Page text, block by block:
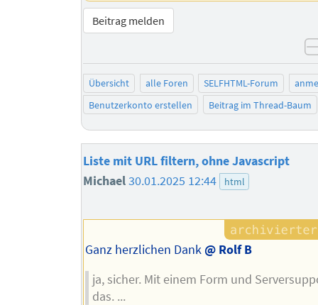
Beitrag melden
Übersicht alle Foren SELFHTML-Forum
Benutzerkonto erstellen
Beitrag im Thread-Baum
Liste mit URL filtern, ohne Javascript
Michael30.01.2025 12:44 html
Ganz herzlichen Dank@ Rolf B
ja, sicher. Mit einem Form und
das. ...